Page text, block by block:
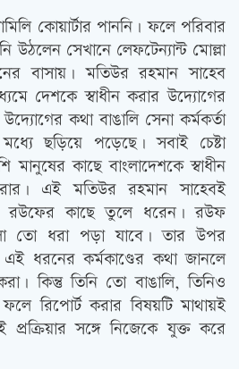
কোয়ার্টার পাননি। ফলে পরিবার
উঠলেন সেখানে লেফটেন্যান্ট মোল্লা
বাসায়। মতিউর রহমান সাহেব
দেশকে স্বাধীন করার উদ্যোগের
কথা বাঙালি সেনা কর্মকর্তা
ছড়িয়ে পড়েছে। সবাই চেষ্টা
কাছে বাংলাদেশকে স্বাধীন
এই মতিউর রহমান সাহেবই
রউফের কাছে তুলে ধরেন। রউফ
তো ধরা পড়া যাবে। তার উপর
এই ধরনের কর্মকাণ্ডের কথা জানলে
কিন্তু তিনি তো বাঙালি, তিনিও
রিপোর্ট করার বিষয়টি মাথায়ই
সঙ্গে নিজেকে যুক্ত করে